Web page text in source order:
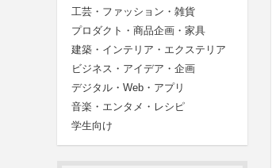
工芸・ファッション・雑貨
プロダクト・商品企画・家具
建築・インテリア・エクステリア
ビジネス・アイデア・企画
デジタル・Web・アプリ
音楽・エンタメ・レシピ
学生向け